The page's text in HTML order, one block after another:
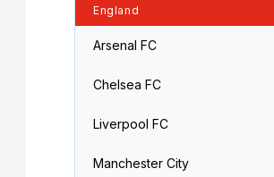
n
England
Arsenal FC
Chelsea FC
Liverpool FC
Manchester City